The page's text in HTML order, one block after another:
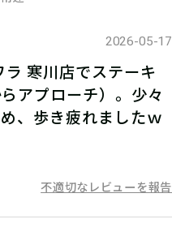
2026-05-17
寒川店でステーキ
アプローチ）。少々
、歩き疲れましたｗ
不適切なレビューを報告